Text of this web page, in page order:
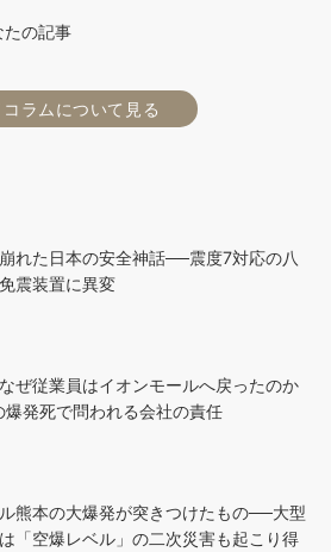
の記事
コラムについて見る
れた日本の安全神話──震度7対応の八
震装置に異変
ぜ従業員はイオンモールへ戻ったのか
発死で問われる会社の責任
熊本の大爆発が突きつけたもの──大型
「空爆レベル」の二次災害も起こり得